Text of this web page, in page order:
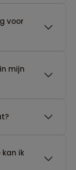
voor
mijn
kan ik